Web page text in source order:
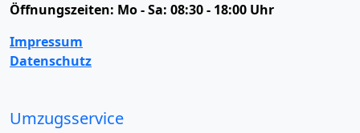
Öffnungszeiten: Mo - Sa: 08:30 - 18:00 Uhr
Impressum
Datenschutz
Umzugsservice